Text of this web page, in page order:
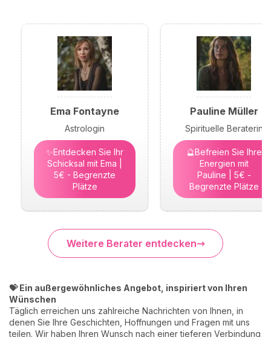
Ema Fontayne
Astrologin
✨Entdecken Sie Ihr
Schicksal mit Ema |
5€ - Begrenzte
Plätze
Pauline Müller
Spirituelle Beraterin
🔮Befreien Sie Ihre
Energien mit
Pauline | 5€ -
Begrenzte Plätze
Weitere Berater entdecken
💝 Ein außergewöhnliches Angebot, inspiriert von Ihren
Wünschen
Täglich erreichen uns zahlreiche Nachrichten von Ihnen, in
denen Sie Ihre Geschichten, Hoffnungen und Fragen mit uns
teilen. Wir haben Ihren Wunsch nach einer tieferen Verbindung